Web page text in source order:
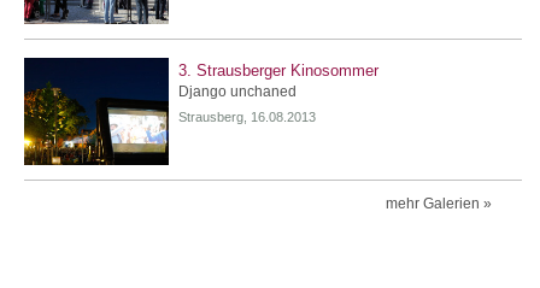
3. Strausberger Kinosommer
Django unchaned
Strausberg, 16.08.2013
mehr Galerien »